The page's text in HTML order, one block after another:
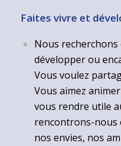
Faites vivre et
Nous
développer ou
Vous voulez
Vous aimez
vous rendre utile
rencontrons-nous
nos envies, nos